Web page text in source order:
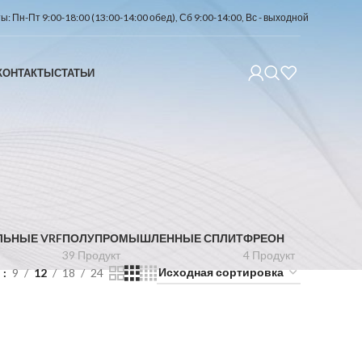
Пн-Пт 9:00-18:00 (13:00-14:00 обед), Сб 9:00-14:00, Вс - выходной
СТАТЬИ
VRFПОЛУПРОМЫШЛЕННЫЕ СПЛИТ
39 Продукт
ФРЕОН
4 Продукт
9 12 18 24